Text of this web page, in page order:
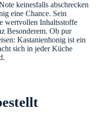
keinesfalls abschrecken
eine Chance. Sein
wertvollen Inhaltsstoffe
Besonderem. Ob pur
Kastanienhonig ist ein
sich in jeder Küche